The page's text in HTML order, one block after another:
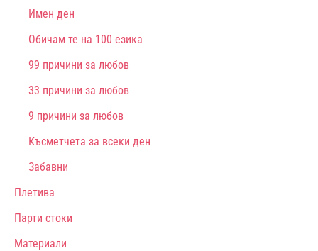
Имен ден
Обичам те на 100 езика
99 причини за любов
33 причини за любов
9 причини за любов
Късметчета за всеки ден
Забавни
Плетива
Парти стоки
Материали